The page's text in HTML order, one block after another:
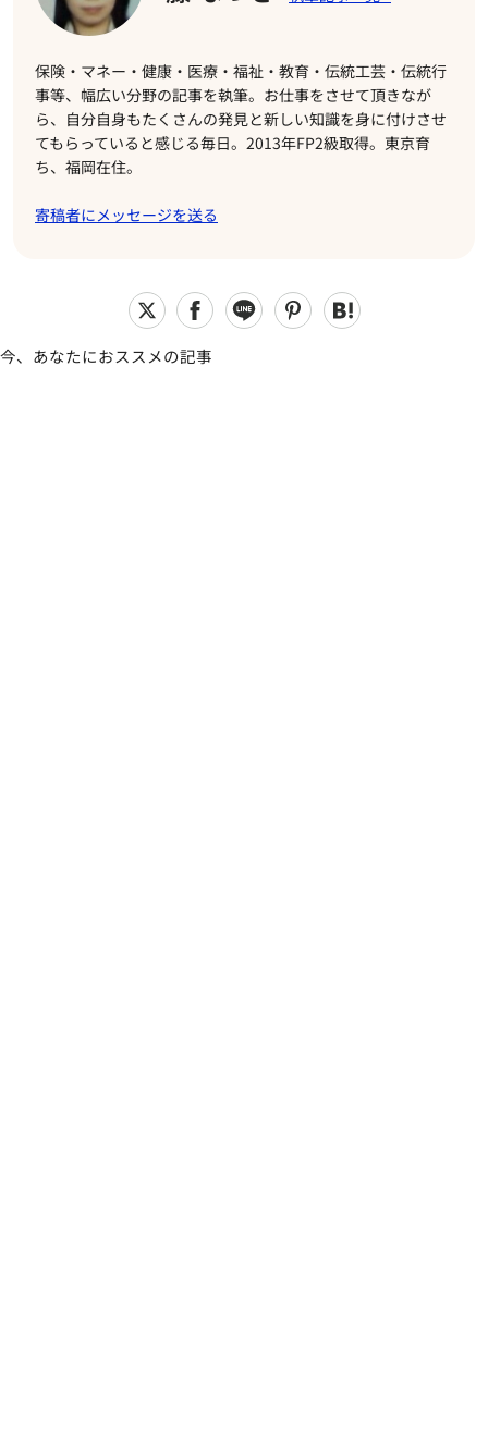
保険・マネー・健康・医療・福祉・教育・伝統工芸・伝統行
事等、幅広い分野の記事を執筆。お仕事をさせて頂きなが
ら、自分自身もたくさんの発見と新しい知識を身に付けさせ
てもらっていると感じる毎日。2013年FP2級取得。東京育
ち、福岡在住。
寄稿者にメッセージを送る
今、あなたにおススメの記事